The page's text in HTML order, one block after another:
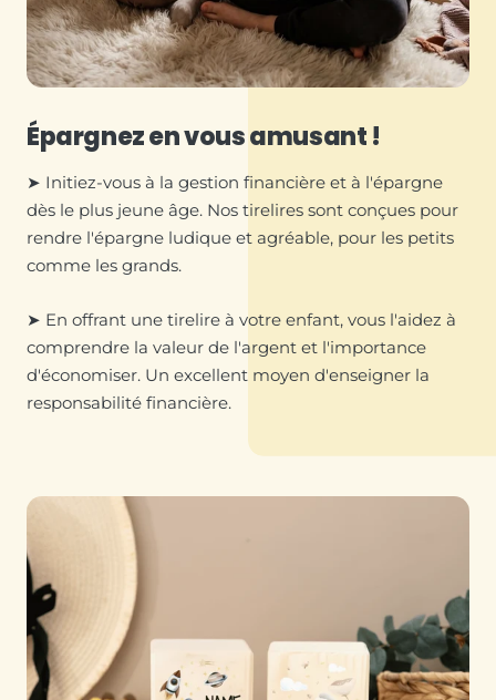
Épargnez en vous amusant !
➤ Initiez-vous à la gestion financière et à l'épargne
dès le plus jeune âge. Nos tirelires sont conçues pour
rendre l'épargne ludique et agréable, pour les petits
comme les grands.
➤ En offrant une tirelire à votre enfant, vous l'aidez à
comprendre la valeur de l'argent et l'importance
d'économiser. Un excellent moyen d'enseigner la
responsabilité financière.